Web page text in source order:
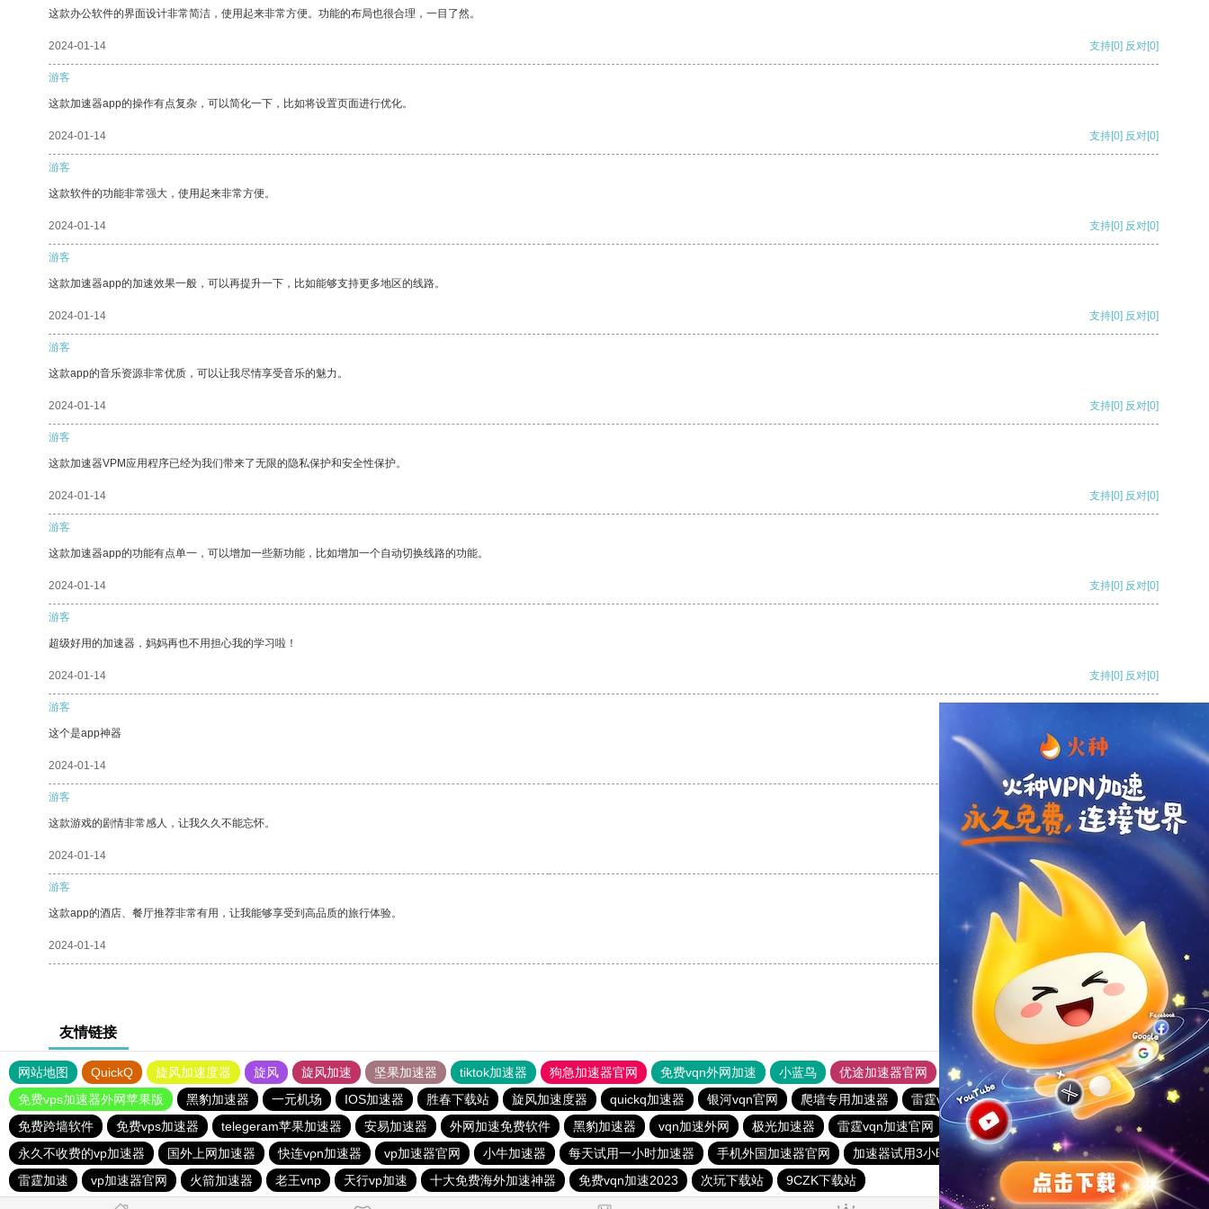
这款办公软件的界面设计非常简洁，使用起来非常方便。功能的布局也很合理，一目了然。
2024-01-14 支持[0] 反对[0]
游客
这款加速器app的操作有点复杂，可以简化一下，比如将设置页面进行优化。
2024-01-14 支持[0] 反对[0]
游客
这款软件的功能非常强大，使用起来非常方便。
2024-01-14 支持[0] 反对[0]
游客
这款加速器app的加速效果一般，可以再提升一下，比如能够支持更多地区的线路。
2024-01-14 支持[0] 反对[0]
游客
这款app的音乐资源非常优质，可以让我尽情享受音乐的魅力。
2024-01-14 支持[0] 反对[0]
游客
这款加速器VPM应用程序已经为我们带来了无限的隐私保护和安全性保护。
2024-01-14 支持[0] 反对[0]
游客
这款加速器app的功能有点单一，可以增加一些新功能，比如增加一个自动切换线路的功能。
2024-01-14 支持[0] 反对[0]
游客
超级好用的加速器，妈妈再也不用担心我的学习啦！
2024-01-14 支持[0] 反对[0]
游客
这个是app神器
2024-01-14
游客
这款游戏的剧情非常感人，让我久久不能忘怀。
2024-01-14 反对
游客
这款app的酒店、餐厅推荐非常有用，让我能够享受到高品质的旅行体验。
2024-01-14 反对[0]
友情链接
网站地图 QuickQ 旋风加速度器 旋风 旋风加速 坚果加速器 tiktok加速器 狗急加速器官网 免费vqn外网加速 小蓝鸟 优途加速器官网 风驰加速器 旋风加速器
八戒看书
免费vps加速器外网苹果版
黑豹加速器 一元机场 IOS加速器 胜春下载站 旋风加速度器 quickq加速器 银河vqn官网 爬墙专用加速器 雷霆vp加速器
加速器试用30分钟
免费跨墙软件
免费vps加速器 telegeram苹果加速器 安易加速器 外网加速免费软件 黑豹加速器 vqn加速外网 极光加速器 雷霆vqn加速官网 outline
极风加速器
永久不收费的vp加速器
国外上网加速器 快连vρn加速器 vp加速器官网 小牛加速器 每天试用一小时加速器 手机外国加速器官网 加速器试用3小时 免费vp试用一小时
快连pvn加速器
雷霆加速
vp加速器官网 火箭加速器 老王vnp 天行vp加速 十大免费海外加速神器 免费vqn加速2023 次玩下载站 9CZK下载站